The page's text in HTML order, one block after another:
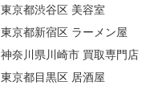
京都渋谷区 美容室
京都新宿区 ラーメン屋
奈川県川崎市 買取専門店
京都目黒区 居酒屋